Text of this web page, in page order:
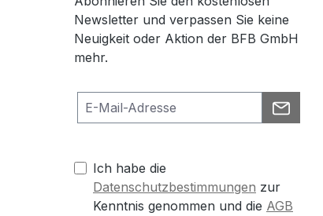
Newsletter und verpassen Sie keine
Neuigkeit oder Aktion der BFB GmbH
mehr.
Ich habe die
Datenschutzbestimmungen zur
Kenntnis genommen und die AGB